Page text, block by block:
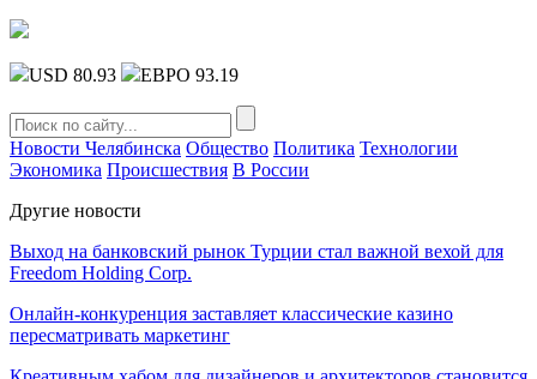
USD 80.93 ЕВРО 93.19
Новости Челябинска Общество Политика Технологии
Экономика Происшествия В России
Другие новости
Выход на банковский рынок Турции стал важной вехой для
Freedom Holding Corp.
Онлайн-конкуренция заставляет классические казино
пересматривать маркетинг